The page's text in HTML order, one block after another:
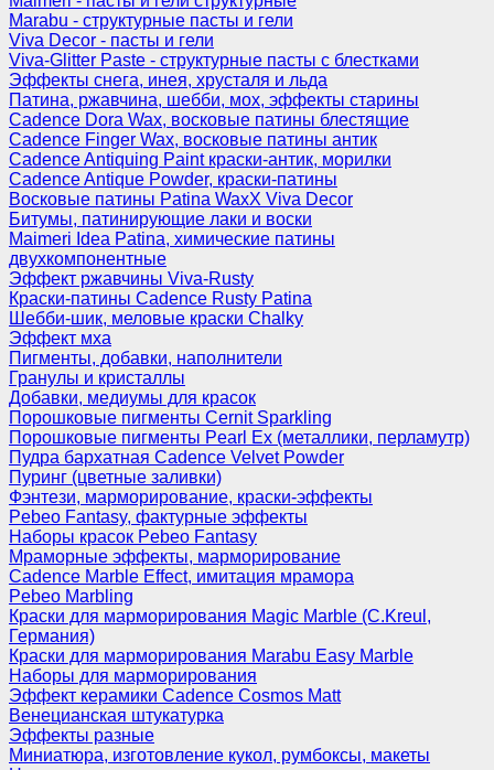
Marabu - структурные пасты и гели
Viva Decor - пасты и гели
Viva-Glitter Paste - структурные пасты с блестками
Эффекты снега, инея, хрусталя и льда
Патина, ржавчина, шебби, мох, эффекты старины
Cadence Dora Wax, восковые патины блестящие
Cadence Finger Wax, восковые патины антик
Сadence Antiquing Paint краски-антик, морилки
Cadence Antique Powder, краски-патины
Восковые патины Patina WaxX Viva Decor
Битумы, патинирующие лаки и воски
Maimeri Idea Patina, химические патины
двухкомпонентные
Эффект ржавчины Viva-Rusty
Краски-патины Cadence Rusty Patina
Шебби-шик, меловые краски Chalky
Эффект мха
Пигменты, добавки, наполнители
Гранулы и кристаллы
Добавки, медиумы для красок
Порошковые пигменты Cernit Sparkling
Порошковые пигменты Pearl Ex (металлики, перламутр)
Пудра бархатная Cadence Velvet Powder
Пуринг (цветные заливки)
Фэнтези, марморирование, краски-эффекты
Pebeo Fantasy, фактурные эффекты
Наборы красок Pebeo Fantasy
Мраморные эффекты, марморирование
Cadence Marble Effect, имитация мрамора
Pebeo Marbling
Краски для марморирования Magic Marble (C.Kreul,
Германия)
Краски для марморирования Marabu Easy Marble
Наборы для марморирования
Эффект керамики Cadence Cosmos Matt
Венецианская штукатурка
Эффекты разные
Миниатюра, изготовление кукол, румбоксы, макеты